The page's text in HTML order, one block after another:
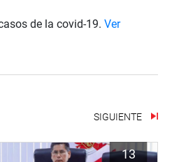
de la covid-19. Ver
SIGUIENTE
13